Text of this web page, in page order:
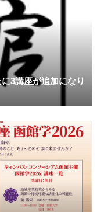
3講座が追加になり